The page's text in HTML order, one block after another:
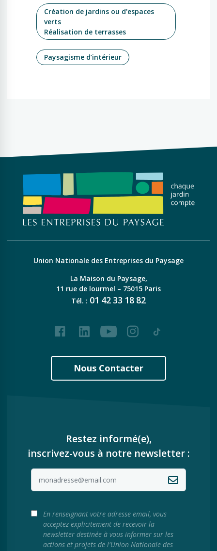
Création de jardins ou d'espaces
verts
Réalisation de terrasses
Paysagisme d’intérieur
Union Nationale des Entreprises du Paysage
La Maison du Paysage,
11 rue de lourmel – 75015 Paris
Tél. : 01 42 33 18 82
FacebookLinkedInYoutubeInstagram
Tiktok
Nous Contacter
Restez informé(e),
inscrivez-vous à notre newsletter :
En renseignant votre adresse email, vous
acceptez explicitement de recevoir la
newsletter destinée à vous informer sur les
actions et projets de l'Union Nationale des